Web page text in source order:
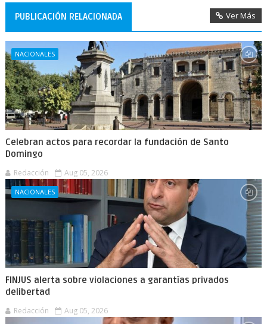
PUBLICACIÓN RELACIONADA Ver Más
NACIONALES
Celebran actos para recordar la fundación de Santo
Domingo
Redacción Aug 05, 2026
NACIONALES
FINJUS alerta sobre violaciones a garantías privados
delibertad
Redacción Aug 05, 2026